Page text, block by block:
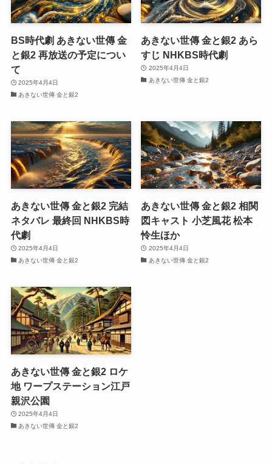
BS時代劇 あきない世傳 金
と銀2 再放送の予定につい
て
2025年4月4日
あきない世傳 金と銀2
あきない世傳 金と銀2 あら
すじ NHKBS時代劇
2025年4月4日
あきない世傳 金と銀2
あきない世傳 金と銀2 完結
ネタバレ 最終回 NHKBS時
代劇
2025年4月4日
あきない世傳 金と銀2
あきない世傳 金と銀2 相関
図キャスト 小芝風花 松本
怜生ほか
2025年4月4日
あきない世傳 金と銀2
あきない世傳 金と銀2 ロケ
地 ワープステーション江戸
親沢公園
2025年4月4日
あきない世傳 金と銀2